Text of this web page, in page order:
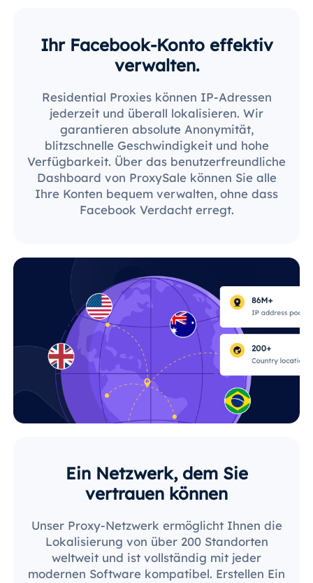
Ihr Facebook-Konto effektiv
verwalten.
Residential Proxies können IP-Adressen
jederzeit und überall lokalisieren. Wir
garantieren absolute Anonymität,
blitzschnelle Geschwindigkeit und hohe
Verfügbarkeit. Über das benutzerfreundliche
Dashboard von ProxySale können Sie alle
Ihre Konten bequem verwalten, ohne dass
Facebook Verdacht erregt.
Ein Netzwerk, dem Sie
vertrauen können
Unser Proxy-Netzwerk ermöglicht Ihnen die
Lokalisierung von über 200 Standorten
weltweit und ist vollständig mit jeder
modernen Software kompatibel. Erstellen Ein